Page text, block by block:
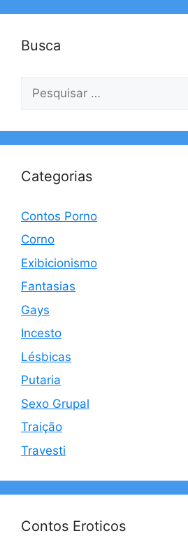
Busca
por:
Categorias
Contos Porno
Corno
Exibicionismo
Fantasias
Gays
Incesto
Lésbicas
Putaria
Sexo Grupal
Traição
Travesti
Contos Eroticos